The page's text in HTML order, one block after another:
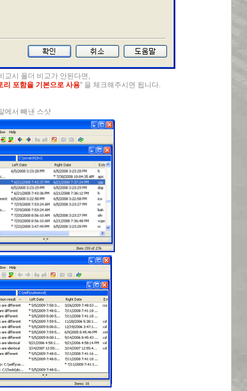
교시 폴더 비교가 안된다면,
리 포함을 기본으로 사용" 을 체크해주시면 됩니다.
에서 빼낸 스샷